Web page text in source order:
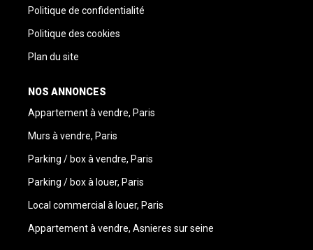
Politique de confidentialité
Politique des cookies
Plan du site
NOS ANNONCES
Appartement à vendre, Paris
Murs à vendre, Paris
Parking / box à vendre, Paris
Parking / box à louer, Paris
Local commercial à louer, Paris
Appartement à vendre, Asnieres sur seine